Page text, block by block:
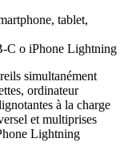
tablet,
C o iPhone Lightning
simultanément
ordinateur
à la charge
et multiprises
Lightning